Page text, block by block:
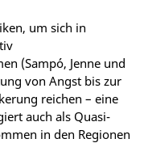
um sich in
(Sampó, Jenne und
von Angst bis zur
reichen – eine
auch als Quasi-
in den Regionen